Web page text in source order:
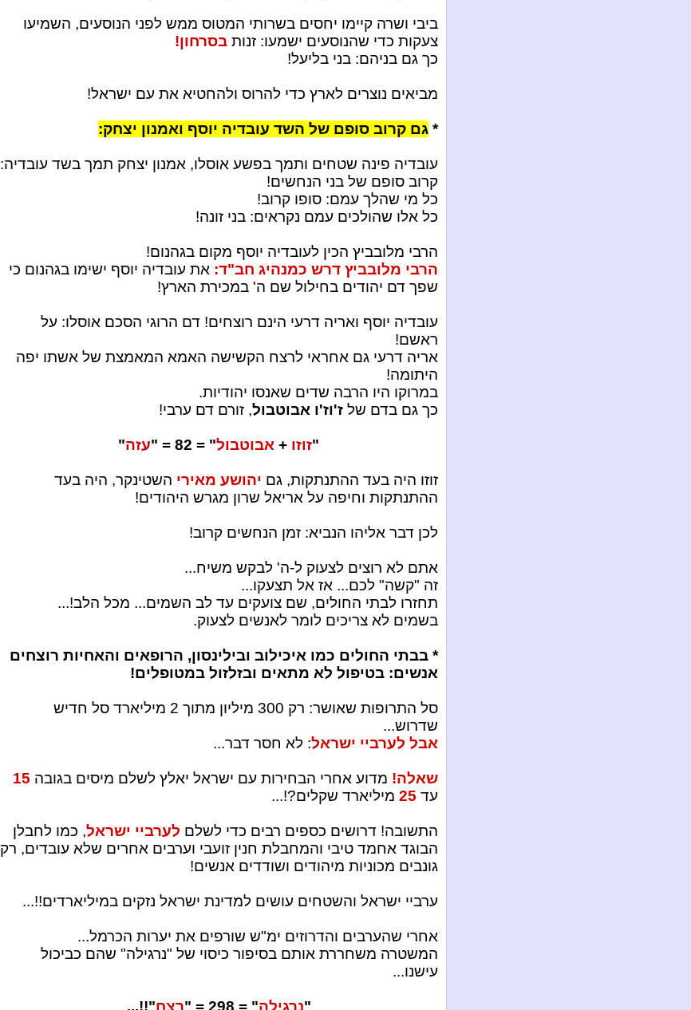
ביבי ושרה קיימו יחסים בשרותי המטוס ממש לפני הנוסעים, השמיעו
צעקות כדי שהנוסעים ישמעו: זנות בסרחון!
כך גם בניהם: בני בליעל!
מביאים נוצרים לארץ כדי להרוס ולהחטיא את עם ישראל!
* גם קרוב סופם של השד עובדיה יוסף ואמנון יצחק:
עובדיה פינה שטחים ותמך בפשע אוסלו, אמנון יצחק תמך בשד עובדיה:
קרוב סופם של בני הנחשים!
כל מי שהלך עמם: סופו קרוב!
כל אלו שהולכים עמם נקראים: בני זונה!
הרבי מלובביץ הכין לעובדיה יוסף מקום בגהנום!
הרבי מלובביץ דרש כמנהיג חב"ד: את עובדיה יוסף ישימו בגהנום כי
שפך דם יהודים בחילול שם ה' במכירת הארץ!
עובדיה יוסף ואריה דרעי הינם רוצחים! דם הרוגי הסכם אוסלו: על
ראשם!
אריה דרעי גם אחראי לרצח הקשישה האמא המאמצת של אשתו יפה
היתומה!
במרוקו היו הרבה שדים שאנסו יהודיות.
כך גם בדם של ז'וז'ו אבוטבול, זורם דם ערבי!
"זוזו + אבוטבול" = 82 = " עזה"
זוזו היה בעד ההתנתקות, גם יהושע מאירי השטינקר, היה בעד
ההתנתקות וחיפה על אריאל שרון מגרש היהודים!
לכן דבר אליהו הנביא: זמן הנחשים קרוב!
אתם לא רוצים לצעוק ל-ה' לבקש משיח...
זה "קשה" לכם... אז אל תצעקו...
תחזרו לבתי החולים, שם צועקים עד לב השמים... מכל הלב!...
בשמים לא צריכים לומר לאנשים לצעוק.
* בבתי החולים כמו איכילוב ובילינסון, הרופאים והאחיות רוצחים
אנשים: בטיפול לא מתאים ובזלזול במטופלים!
סל התרופות שאושר: רק 300 מיליון מתוך 2 מיליארד סל חדיש
שדרוש...
אבל לערביי ישראל: לא חסר דבר...
שאלה! מדוע אחרי הבחירות עם ישראל יאלץ לשלם מיסים בגובה 15
עד 25 מיליארד שקלים?!...
התשובה! דרושים כספים רבים כדי לשלם לערביי ישראל, כמו לחבלן
הבוגד אחמד טיבי והמחבלת חנין זועבי וערבים אחרים שלא עובדים, רק
גונבים מכוניות מיהודים ושודדים אנשים!
ערביי ישראל והשטחים עושים למדינת ישראל נזקים במיליארדים!!...
אחרי שהערבים והדרוזים ימ"ש שורפים את יערות הכרמל...
המשטרה משחררת אותם בסיפור כיסוי של "נרגילה" שהם כביכול
עישנו...
"נרגילה" = 298 = " רצח"!!...